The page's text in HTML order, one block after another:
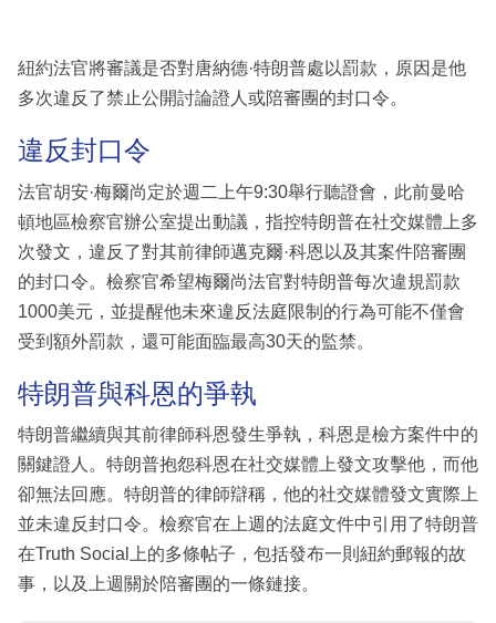
閱
專
紐約法官將審議是否對唐納德·特朗普處以罰款，原因是他
多次違反了禁止公開討論證人或陪審團的封口令。
違反封口令
法官胡安·梅爾尚定於週二上午9:30舉行聽證會，此前曼哈
頓地區檢察官辦公室提出動議，指控特朗普在社交媒體上多
次發文，違反了對其前律師邁克爾·科恩以及其案件陪審團
的封口令。檢察官希望梅爾尚法官對特朗普每次違規罰款
1000美元，並提醒他未來違反法庭限制的行為可能不僅會
受到額外罰款，還可能面臨最高30天的監禁。
特朗普與科恩的爭執
特朗普繼續與其前律師科恩發生爭執，科恩是檢方案件中的
關鍵證人。特朗普抱怨科恩在社交媒體上發文攻擊他，而他
卻無法回應。特朗普的律師辯稱，他的社交媒體發文實際上
並未違反封口令。檢察官在上週的法庭文件中引用了特朗普
在Truth Social上的多條帖子，包括發布一則紐約郵報的故
事，以及上週關於陪審團的一條鏈接。